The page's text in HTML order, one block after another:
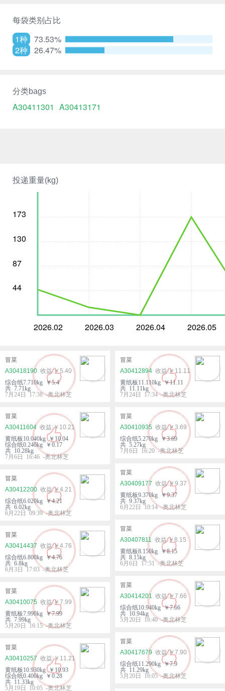
投递重量(kg)
173
130
87
44
2026.02 2026.03 2026.04 2026.05
冒菜
A30418190
￥5.40
综合纸7.710kg ￥5.4
共 7.71kg
7月24日 17:38 -奥北林芝
冒菜
A30412894
￥11.11
黄纸板11.110kg ￥11.11
共 11.11kg
7月24日 17:34 -奥北林芝
冒菜
A30411604
￥10.21
黄纸板10.040kg ￥10.04
综合纸0.240kg ￥0.17
共 10.28kg
7月6日 16:46 -奥北林芝
冒菜
A30410935
￥3.69
综合纸5.270kg ￥3.69
共 5.27kg
7月6日 16:20 -奥北林芝
冒菜
A30409177
￥9.37
黄纸板9.370kg ￥9.37
共 9.37kg
6月22日 10:14 -奥北林芝
冒菜
A30412200
￥4.21
综合纸6.020kg ￥4.21
共 6.02kg
6月22日 09:39 -奥北林芝
冒菜
A30407811
￥8.15
黄纸板8.150kg ￥8.15
共 8.15kg
6月6日 17:51 -奥北林芝
冒菜
A30414437
￥4.76
综合纸6.800kg ￥4.76
共 6.8kg
6月3日 17:03 -奥北林芝
冒菜
A30414201
￥7.66
综合纸10.940kg ￥7.66
共 10.94kg
5月20日 16:40 -奥北林芝
冒菜
A30410075
￥7.99
黄纸板7.990kg ￥7.99
共 7.99kg
5月20日 16:15 -奥北林芝
冒菜
A30417679
￥7.90
综合纸11.290kg ￥7.9
共 11.29kg
5月20日 16:05 -奥北林芝
冒菜
A30410257
￥11.21
黄纸板10.930kg ￥10.93
综合纸0.400kg ￥0.28
共 11.33kg
5月19日 10:05 -奥北林芝
每袋类别占比
1种
73.53%
2种
26.47%
分类bags
A30411301 A30413171